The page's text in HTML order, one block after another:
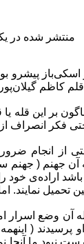
منتشر شده در یکشنبه, 08
پیشرو
بر این قله
از انجام
آن جهنم ( جهنم
اراده‌ی
تحمیل نمایند.
بار به اورست حمله برد و سرانجام
(
نبود ما